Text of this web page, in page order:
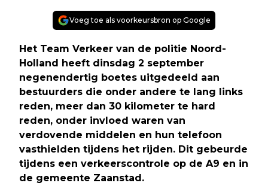
Voeg toe als voorkeursbron op Google
Het Team Verkeer van de politie Noord-
Holland heeft dinsdag 2 september
negenendertig boetes uitgedeeld aan
bestuurders die onder andere te lang links
reden, meer dan 30 kilometer te hard
reden, onder invloed waren van
verdovende middelen en hun telefoon
vasthielden tijdens het rijden. Dit gebeurde
tijdens een verkeerscontrole op de A9 en in
de gemeente Zaanstad.